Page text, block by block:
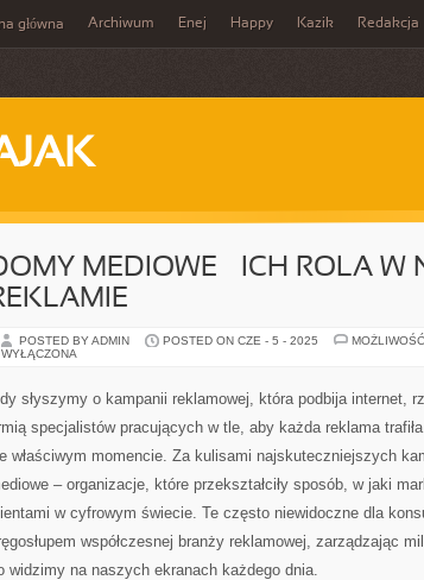
główna Archiwum Enej Happy Kazik Redakcja
MEDIOWE – ICH ROLA W
POSTED BY ADMIN POSTED ON CZE - 5 - 2025
WYŁĄCZONA
słyszymy o kampanii reklamowej, która podbija internet,
specjalistów pracujących w tle, aby każda reklama
właściwym momencie. Za kulisami najskuteczniejszych
– organizacje, które przekształciły sposób, w jaki
w cyfrowym świecie. Te często niewidoczne dla
współczesnej branży reklamowej, zarządzając
widzimy na naszych ekranach każdego dnia.